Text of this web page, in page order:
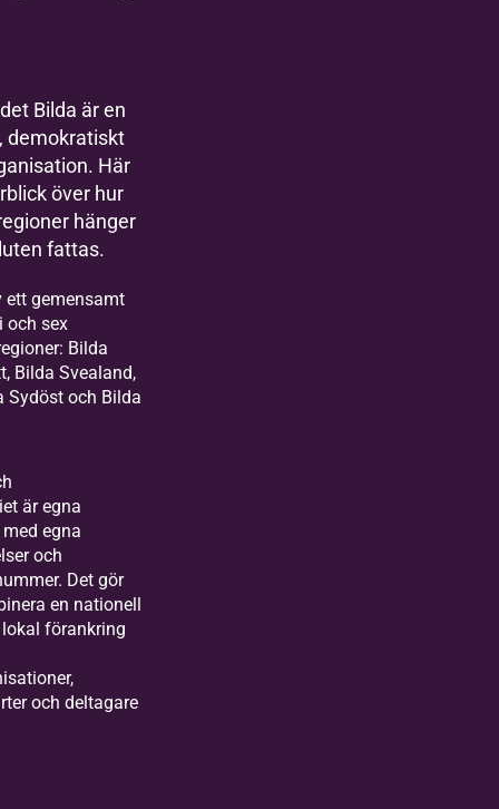
Bilda är en
demokratiskt
Här
över hur
hänger
fattas.
ett gemensamt
och sex
Bilda
Bilda Svealand,
Sydöst och Bilda
är egna
egna
och
Det gör
en nationell
förankring
och deltagare